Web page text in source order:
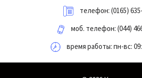
телефон: (0165)
моб. телефон: (044)
время работы: пн-вс: